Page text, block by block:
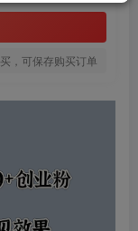
，可保存购买订单